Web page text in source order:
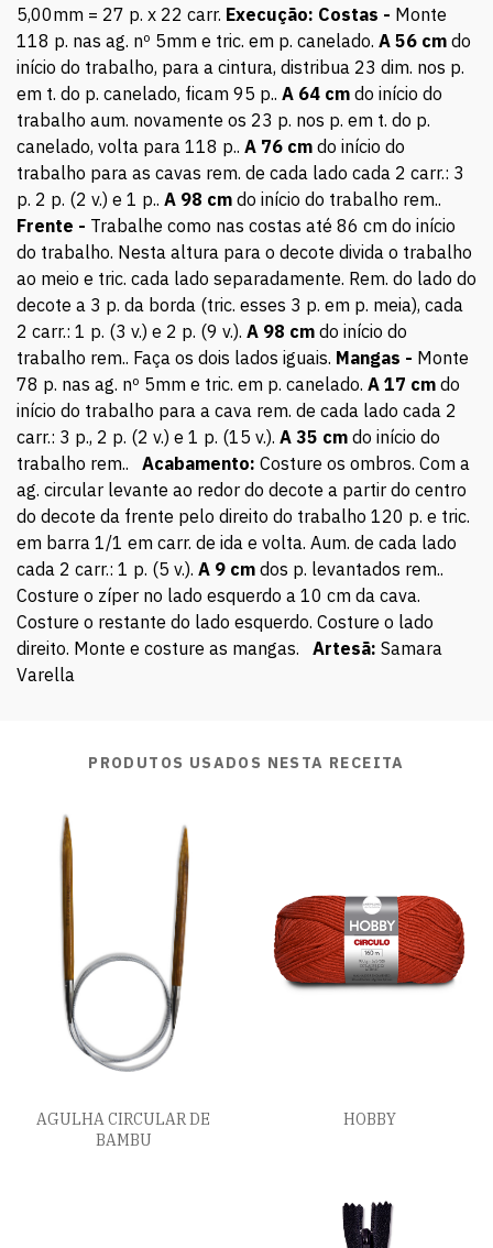
5,00mm = 27 p. x 22 carr. Execução: Costas - Monte
118 p. nas ag. nº 5mm e tric. em p. canelado. A 56 cm do
início do trabalho, para a cintura, distribua 23 dim. nos p.
em t. do p. canelado, ficam 95 p.. A 64 cm do início do
trabalho aum. novamente os 23 p. nos p. em t. do p.
canelado, volta para 118 p.. A 76 cm do início do
trabalho para as cavas rem. de cada lado cada 2 carr.: 3
p. 2 p. (2 v.) e 1 p.. A 98 cm do início do trabalho rem..
Frente - Trabalhe como nas costas até 86 cm do início
do trabalho. Nesta altura para o decote divida o trabalho
ao meio e tric. cada lado separadamente. Rem. do lado do
decote a 3 p. da borda (tric. esses 3 p. em p. meia), cada
2 carr.: 1 p. (3 v.) e 2 p. (9 v.). A 98 cm do início do
trabalho rem.. Faça os dois lados iguais. Mangas - Monte
78 p. nas ag. nº 5mm e tric. em p. canelado. A 17 cm do
início do trabalho para a cava rem. de cada lado cada 2
carr.: 3 p., 2 p. (2 v.) e 1 p. (15 v.). A 35 cm do início do
trabalho rem.. Acabamento: Costure os ombros. Com a
ag. circular levante ao redor do decote a partir do centro
do decote da frente pelo direito do trabalho 120 p. e tric.
em barra 1/1 em carr. de ida e volta. Aum. de cada lado
cada 2 carr.: 1 p. (5 v.). A 9 cm dos p. levantados rem..
Costure o zíper no lado esquerdo a 10 cm da cava.
Costure o restante do lado esquerdo. Costure o lado
direito. Monte e costure as mangas. Artesã: Samara
Varella
PRODUTOS USADOS NESTA RECEITA
AGULHA CIRCULAR DE
BAMBU
HOBBY